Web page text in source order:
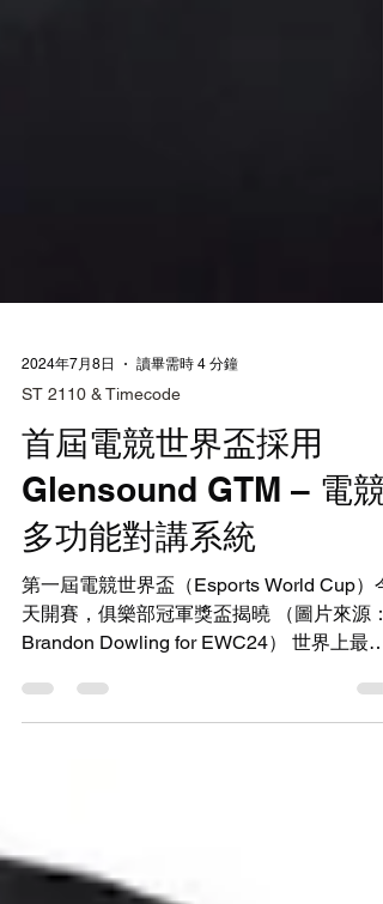
2024年7月8日 讀畢需時 4 分鐘
ST 2110 & Timecode
首屆電競世界盃採用
Glensound GTM – 電競
多功能對講系統
第一屆電競世界盃（Esports World Cup）今
天開賽，俱樂部冠軍獎盃揭曉 （圖片來源：
Brandon Dowling for EWC24） 世界上最大